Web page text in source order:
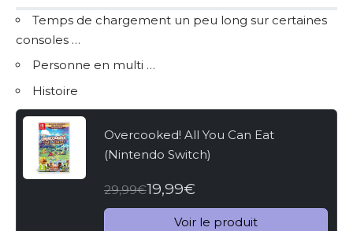
Temps de chargement un peu long sur certaines
consoles …
Personne en multi …
Histoire
Overcooked! All You Can Eat
(Nintendo Switch)
29,99€19,99€
Voir le produit